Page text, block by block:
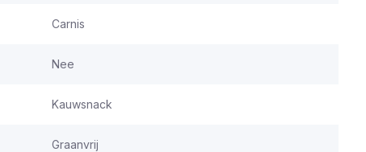
Carnis
Nee
Kauwsnack
Graanvrij